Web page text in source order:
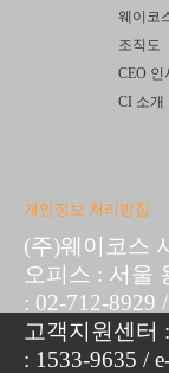
웨이코
조직도
CEO 인
CI 소개
개인정보 처리방침
(주)웨이코스
오피스 : 서울
: 02-712-8929
고객지원센터
: 1533-9635 /